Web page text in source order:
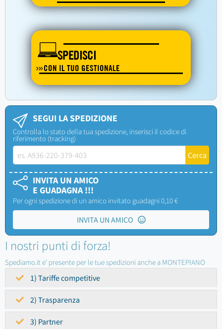
SPEDISCI
CON IL TUO GESTIONALE
SEGUI LA SPEDIZIONE
Controlla lo stato della tua spedizione, inserisci il codice di
riferimento (tracking)
INVITA UN AMICO
E GUADAGNA !!!
Per ogni spedizione di un amico invitato guadagni 0,10 €
INVITA UN AMICO
I nostri punti di forza!
Spediamo.it e' presente per le tue spedizioni anche a MONTEPIANO
1) Tariffe competitive
2) Trasparenza
3) Partner